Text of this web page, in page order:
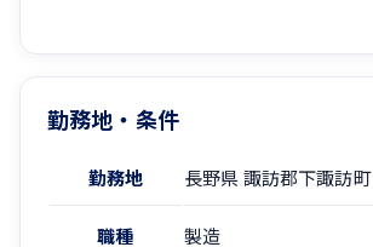
勤務地・条件
勤務地 長野県 諏訪郡下諏訪町
職種 製造